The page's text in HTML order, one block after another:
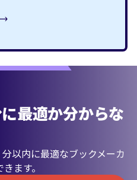
最適か分からな
以内に最適なブックメーカ
ます。